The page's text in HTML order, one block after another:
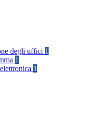
degli uffici 1
1
1